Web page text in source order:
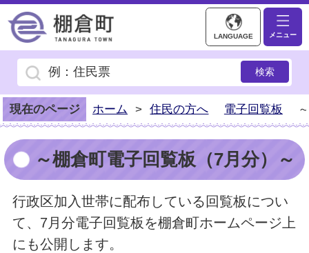
棚倉町ホームページ
LANGUAGE メニュー
現在のページ ホーム > 住民の方へ 電子回覧板
～棚倉町電子回覧板（7月分）～
行政区加入世帯に配布している回覧板につい
て、7月分電子回覧板を棚倉町ホームページ上
にも公開します。